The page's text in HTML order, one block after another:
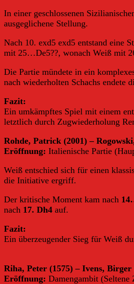
In einer geschlossenen
ausgeglichene Stellung.
Nach 10. exd5 exd5 entstand eine
mit 25…De5??, wonach Weiß mit
Die Partie mündete in ein
nach wiederholten Schachs endete
Fazit:
Ein umkämpftes Spiel mit einem
letztlich durch Zugwiederholung
Rohde, Patrick (2001) –
Eröffnung: Italienische Partie
Weiß entschied sich für einen
die Initiative ergriff.
Der kritische Moment kam nach
nach 17. Dh4 auf.
Fazit:
Ein überzeugender Sieg für Weiß
Riha, Peter (1575) – Ivens, Birger
Eröffnung: Damengambit (Seltene